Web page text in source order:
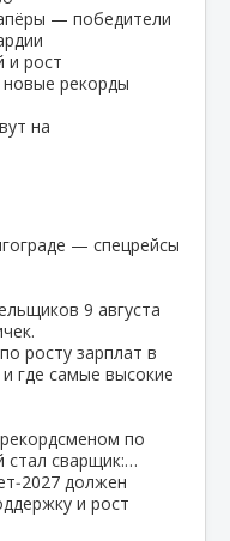
— победители
и рост
рекорды
на
— спецрейсы
9 августа
росту зарплат в
где самые высокие
по
стал сварщик:…
должен
и рост